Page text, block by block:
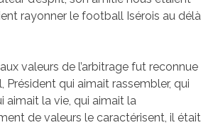
rayonner le football Isérois au délà
valeurs de l’arbitrage fut reconnue
Président qui aimait rassembler, qui
aimait la vie, qui aimait la
de valeurs le caractérisent, il était